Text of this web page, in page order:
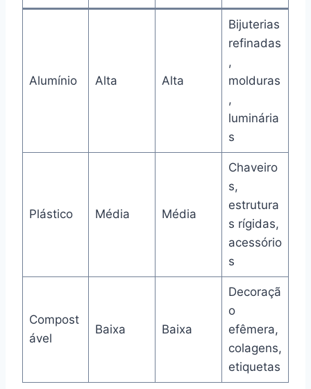
Alumínio Alta Alta
Bijuterias
refinadas
,
molduras
,
luminária
s
Plástico Média Média
Chaveiro
s,
estrutura
s rígidas,
acessório
s
Compost
ável
Baixa Baixa
Decoraçã
o
efêmera,
colagens,
etiquetas